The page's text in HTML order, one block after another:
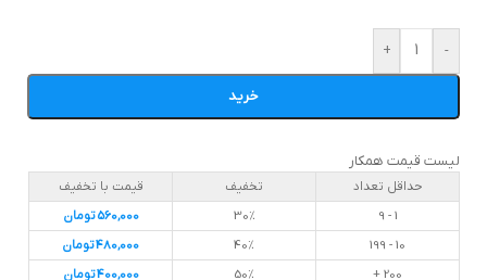
-
+
خرید
لیست قیمت همکار
حداقل تعداد تخفیف
قیمت با تخفیف
1 - 9
30%
560,000تومان
10 - 199
40%
480,000تومان
200 +
50%
400,000تومان